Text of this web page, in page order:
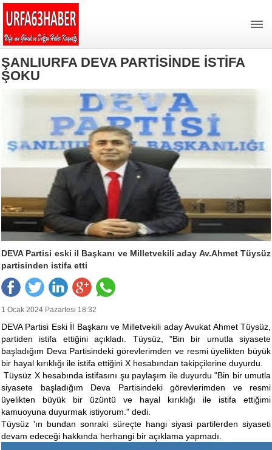
ŞANLIURFA DEVA PARTİSİNDE İSTİFA
ŞOKU
DEVA Partisi eski il Başkanı ve Milletvekili aday Av.Ahmet Tüysüz
partisinden istifa etti
1 Ocak 2024 Pazartesi 18:32
DEVA Partisi Eski İl Başkanı ve Milletvekili aday Avukat Ahmet Tüysüz,
partiden istifa ettiğini açıkladı. Tüysüz, "Bin bir umutla siyasete
başladığım Deva Partisindeki görevlerimden ve resmi üyelikten büyük
bir hayal kırıklığı ile istifa ettiğini X hesabından takipçilerine duyurdu.
Tüysüz X hesabında istifasını şu paylaşım ile duyurdu "Bin bir umutla
siyasete başladığım Deva Partisindeki görevlerimden ve resmi
üyelikten büyük bir üzüntü ve hayal kırıklığı ile istifa ettiğimi
kamuoyuna duyurmak istiyorum." dedi.
Tüysüz 'ın bundan sonraki süreçte hangi siyasi partilerden siyaseti
devam edeceği hakkında herhangi bir açıklama yapmadı.